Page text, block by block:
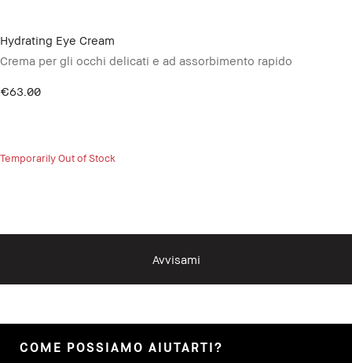
Hydrating Eye Cream
Crema per gli occhi delicati e ad assorbimento rapido
€63.00
Temporarily Out of Stock
Avvisami
COME POSSIAMO AIUTARTI?